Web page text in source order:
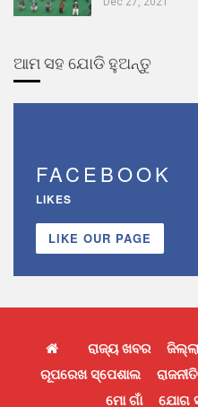
ଆମ ସହ ଯୋଡି ହୁଅନ୍ତୁ
FACEBOOK
LIKES
LIKE OUR PAGE
ରାଜ୍ୟ ଖବର
ରୂପରେଖ ସ୍ପେଶାଲ
ମୋ ଗାଁ
ଯୋଗ